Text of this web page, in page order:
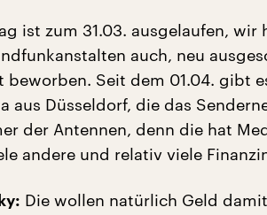
ist zum 31.03. ausgelaufen, wir
auch, neu
beworben. Seit dem 01.04. gibt
aus Düsseldorf, die das
der Antennen, denn die hat
andere und relativ viele
Die wollen natürlich Geld